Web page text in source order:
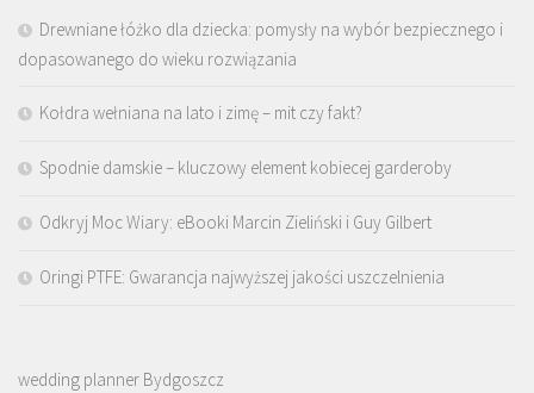
Drewniane łóżko dla dziecka: pomysły na wybór bezpiecznego i
dopasowanego do wieku rozwiązania
Kołdra wełniana na lato i zimę – mit czy fakt?
Spodnie damskie – kluczowy element kobiecej garderoby
Odkryj Moc Wiary: eBooki Marcin Zieliński i Guy Gilbert
Oringi PTFE: Gwarancja najwyższej jakości uszczelnienia
wedding planner Bydgoszcz